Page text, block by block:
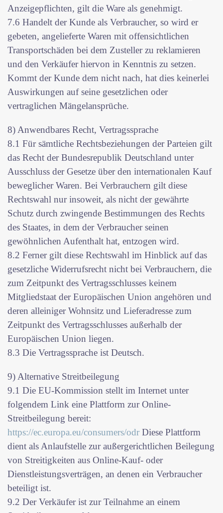
Anzeigepflichten, gilt die Ware als genehmigt.
7.6 Handelt der Kunde als Verbraucher, so wird er
gebeten, angelieferte Waren mit offensichtlichen
Transportschäden bei dem Zusteller zu reklamieren
und den Verkäufer hiervon in Kenntnis zu setzen.
Kommt der Kunde dem nicht nach, hat dies keinerlei
Auswirkungen auf seine gesetzlichen oder
vertraglichen Mängelansprüche.
8) Anwendbares Recht, Vertragssprache
8.1 Für sämtliche Rechtsbeziehungen der Parteien gilt
das Recht der Bundesrepublik Deutschland unter
Ausschluss der Gesetze über den internationalen Kauf
beweglicher Waren. Bei Verbrauchern gilt diese
Rechtswahl nur insoweit, als nicht der gewährte
Schutz durch zwingende Bestimmungen des Rechts
des Staates, in dem der Verbraucher seinen
gewöhnlichen Aufenthalt hat, entzogen wird.
8.2 Ferner gilt diese Rechtswahl im Hinblick auf das
gesetzliche Widerrufsrecht nicht bei Verbrauchern, die
zum Zeitpunkt des Vertragsschlusses keinem
Mitgliedstaat der Europäischen Union angehören und
deren alleiniger Wohnsitz und Lieferadresse zum
Zeitpunkt des Vertragsschlusses außerhalb der
Europäischen Union liegen.
8.3 Die Vertragssprache ist Deutsch.
9) Alternative Streitbeilegung
9.1 Die EU-Kommission stellt im Internet unter
folgendem Link eine Plattform zur Online-
Streitbeilegung bereit:
https://ec.europa.eu/consumers/odr Diese Plattform
dient als Anlaufstelle zur außergerichtlichen Beilegung
von Streitigkeiten aus Online-Kauf- oder
Dienstleistungsverträgen, an denen ein Verbraucher
beteiligt ist.
9.2 Der Verkäufer ist zur Teilnahme an einem